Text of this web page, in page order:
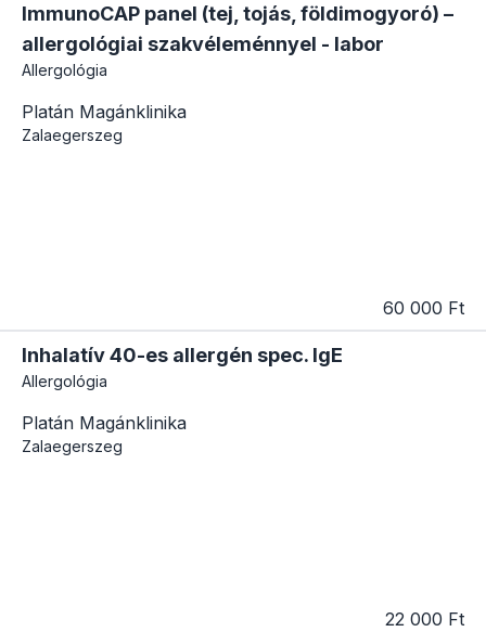
ImmunoCAP panel (tej, tojás, földimogyoró) –
allergológiai szakvéleménnyel - labor
Allergológia
Platán Magánklinika
Zalaegerszeg
60 000 Ft
Inhalatív 40-es allergén spec. IgE
Allergológia
Platán Magánklinika
Zalaegerszeg
22 000 Ft